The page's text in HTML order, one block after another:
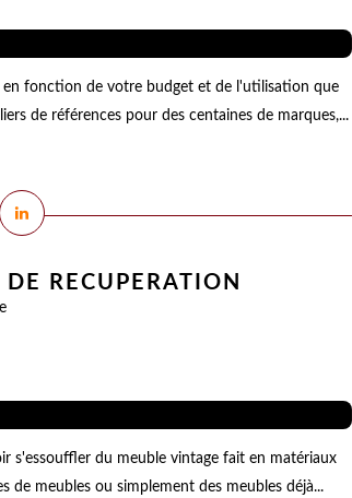
fonction de votre budget et de l'utilisation que
de références pour des centaines de marques,...
RECUPERATION
s'essouffler du meuble vintage fait en matériaux
de meubles ou simplement des meubles déjà...